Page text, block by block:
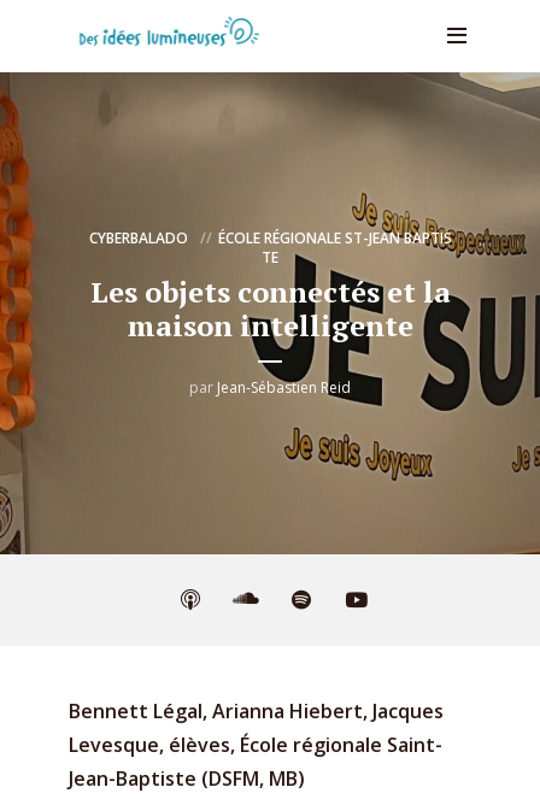
CYBERBALADO
ÉCOLE RÉGIONALE ST-JEAN BAPTIS
TE
Les objets connectés et la
maison intelligente
par Jean-Sébastien Reid
Bennett Légal, Arianna Hiebert, Jacques
Levesque, élèves, École régionale Saint-
Jean-Baptiste (DSFM, MB)